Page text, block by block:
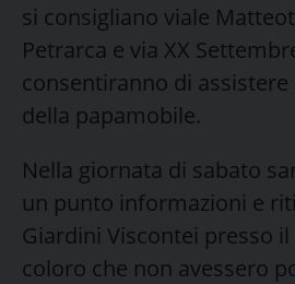
si consigliano viale
Petrarca e via XX
consentiranno di assistere
della papamobile.
Nella giornata di sabato
un punto informazioni e
Giardini Viscontei presso
coloro che non avessero